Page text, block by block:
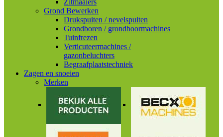
Zitmaaiers
Grond Bewerken
Drukspuiten / nevelspuiten
Grondboren / grondboormachines
Tuinfrezen
Verticuteermachines /
gazonbeluchters
Begraafplaatstechniek
Zagen en snoeien
Merken